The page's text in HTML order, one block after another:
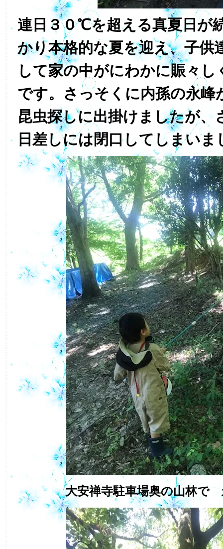
連日３０℃を超える真夏日が
かり本格的な夏を迎え、子供
して家の中がにわかに賑々
です。さっそくに内孫の永峰
昆虫探しに出掛けましたが、
日差しには閉口してしまいま
大安禅寺駐車場奥の山林で